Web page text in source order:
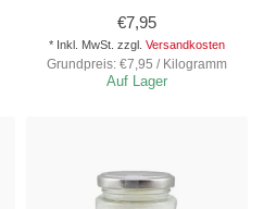
€7,95
* Inkl. MwSt. zzgl. Versandkosten
Grundpreis: €7,95 / Kilogramm
Auf Lager